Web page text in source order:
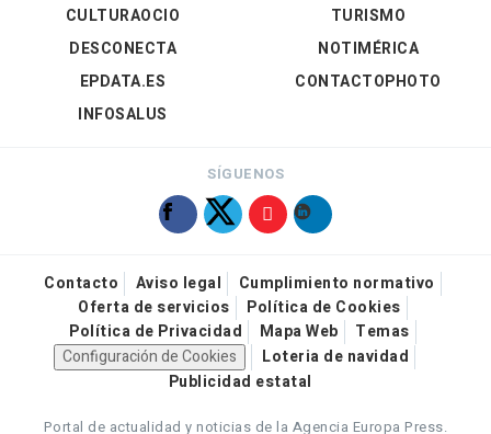
CULTURAOCIO
DESCONECTA
EPDATA.ES
INFOSALUS
TURISMO
NOTIMÉRICA
CONTACTOPHOTO
SÍGUENOS
Contacto Aviso legal
Cumplimiento normativo
Oferta de servicios
Política de Cookies
Política de Privacidad
Mapa Web
Temas
Configuración de Cookies
Loteria de navidad
Publicidad estatal
Portal de actualidad y noticias de la Agencia Europa Press.